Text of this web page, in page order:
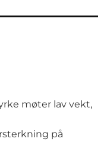
møter lav vekt,
på